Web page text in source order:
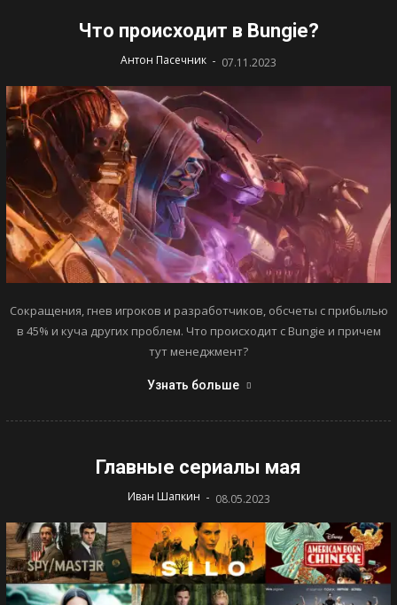
Что происходит в Bungie?
Антон Пасечник - 07.11.2023
Сокращения, гнев игроков и разработчиков, обсчеты с прибылью
в 45% и куча других проблем. Что происходит с Bungie и причем
тут менеджмент?
Узнать больше
Главные сериалы мая
Иван Шапкин - 08.05.2023